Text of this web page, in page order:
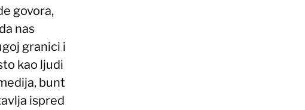
govora,
nas
granici i
kao ljudi
bunt
ispred